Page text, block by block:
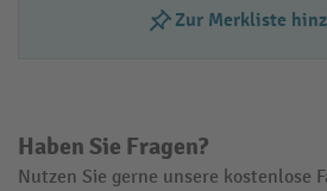
Zur Merkliste
Haben Sie Fragen?
Nutzen Sie gerne unsere kostenlose